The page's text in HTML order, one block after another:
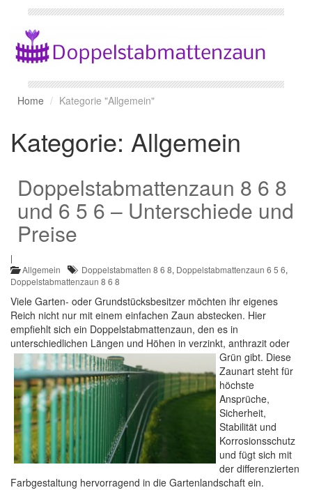
Home Kategorie "Allgemein"
Kategorie: Allgemein
Doppelstabmattenzaun 8 6 8
und 6 5 6 – Unterschiede und
Preise
|
Allgemein
Doppelstabmatten 8 6 8, Doppelstabmattenzaun 6 5 6,
Doppelstabmattenzaun 8 6 8
Viele Garten- oder Grundstücksbesitzer möchten ihr eigenes
Reich nicht nur mit einem einfachen Zaun abstecken. Hier
empfiehlt sich ein Doppelstabmattenzaun, den es in
unterschiedlichen Längen und Höhen in verzinkt, anthrazit oder
Grün gibt. Diese
Zaunart steht für
höchste
Ansprüche,
Sicherheit,
Stabilität und
Korrosionsschutz
und fügt sich mit
der differenzierten
Farbgestaltung hervorragend in die Gartenlandschaft ein.